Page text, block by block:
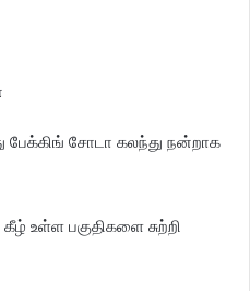
பேக்கிங் சோடா கலந்து நன்றாக
உள்ள பகுதிகளை சுற்றி